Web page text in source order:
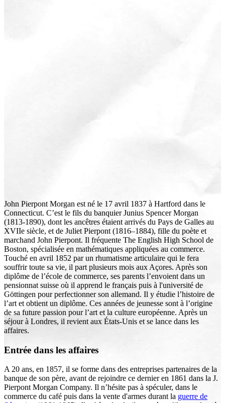
John Pierpont Morgan est né le 17 avril 1837 à Hartford dans le
Connecticut. C’est le fils du banquier Junius Spencer Morgan
(1813-1890), dont les ancêtres étaient arrivés du Pays de Galles au
XVIIe siècle, et de Juliet Pierpont (1816–1884), fille du poète et
marchand John Pierpont. Il fréquente The English High School de
Boston, spécialisée en mathématiques appliquées au commerce.
Touché en avril 1852 par un rhumatisme articulaire qui le fera
souffrir toute sa vie, il part plusieurs mois aux Açores. Après son
diplôme de l’école de commerce, ses parents l’envoient dans un
pensionnat suisse où il apprend le français puis à l'université de
Göttingen pour perfectionner son allemand. Il y étudie l’histoire de
l’art et obtient un diplôme. Ces années de jeunesse sont à l’origine
de sa future passion pour l’art et la culture européenne. Après un
séjour à Londres, il revient aux États-Unis et se lance dans les
affaires.
Entrée dans les affaires
A 20 ans, en 1857, il se forme dans des entreprises partenaires de la
banque de son père, avant de rejoindre ce dernier en 1861 dans la J.
Pierpont Morgan Company. Il n’hésite pas à spéculer, dans le
commerce du café puis dans la vente d'armes durant la guerre de